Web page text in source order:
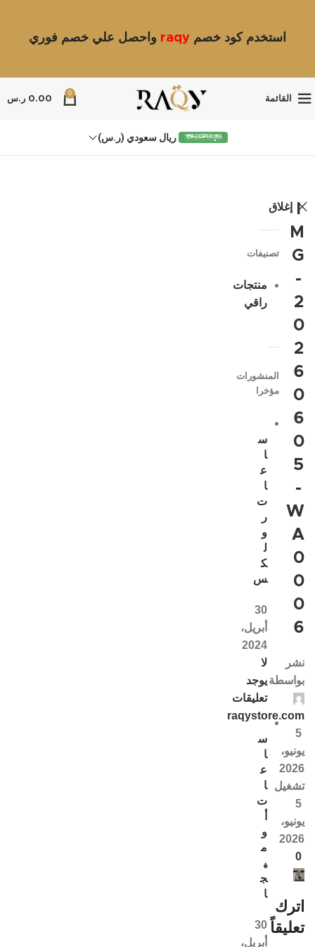
استخدم كود خصم raqy واحصل علي خصم فوري
القائمة
0
0.00 ر.س
ريال سعودي (ر.س)
I
M
G
-
2
0
2
6
0
6
0
5
-
W
A
0
0
0
6
نشر
بواسطة
raqystore.com
5
يونيو،
2026
تشغيل
5
يونيو،
2026
0
اترك
تعليقاً
إغلاق
تصنيفات
منتجات
راقي
المنشورات
مؤخرا
س
ا
ع
ا
ت
ر
و
ل
ك
س
30
أبريل،
2024
لا
يوجد
تعليقات
س
ا
ع
ا
ت
و
م
ي
ج
ا
30
أبريل،